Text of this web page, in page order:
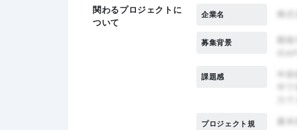
関わるプロジェクトに
ついて
企業名
募集背景
課題感
プロジェクト規